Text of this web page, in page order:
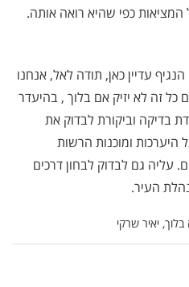
המציאות כפי שהיא רואה אותה.
הנגיף עדיין כאן, תודה לאל, אנחנו
זה לא יזיק אם בלוך , בהיעדר
בדיקה וביקורת לבדוק את
ומוכנות הרשות
עליה גם לבדוק לבחון דרכים
העיר.
יאיר שרקי